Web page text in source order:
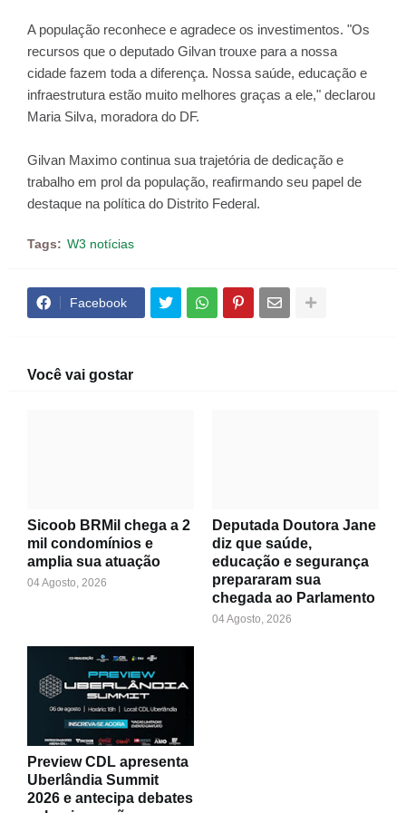
A população reconhece e agradece os investimentos. "Os
recursos que o deputado Gilvan trouxe para a nossa
cidade fazem toda a diferença. Nossa saúde, educação e
infraestrutura estão muito melhores graças a ele," declarou
Maria Silva, moradora do DF.
Gilvan Maximo continua sua trajetória de dedicação e
trabalho em prol da população, reafirmando seu papel de
destaque na política do Distrito Federal.
Tags: W3 notícias
Facebook
Você vai gostar
Sicoob BRMil chega a 2
mil condomínios e
amplia sua atuação
04 Agosto, 2026
Deputada Doutora Jane
diz que saúde,
educação e segurança
prepararam sua
chegada ao Parlamento
04 Agosto, 2026
Preview CDL apresenta
Uberlândia Summit
2026 e antecipa debates